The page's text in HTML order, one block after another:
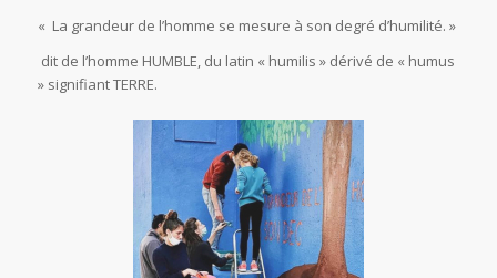
« La grandeur de l’homme se mesure à son degré d’humilité. »
dit de l’homme HUMBLE, du latin « humilis » dérivé de « humus
» signifiant TERRE.